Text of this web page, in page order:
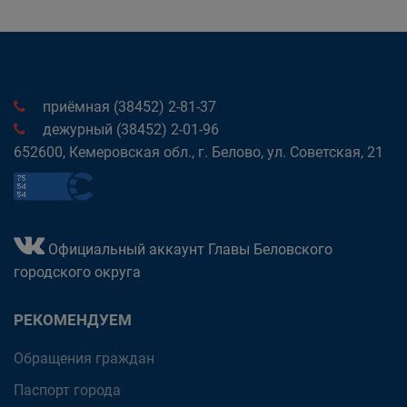
приёмная (38452) 2-81-37
дежурный (38452) 2-01-96
652600, Кемеровская обл., г. Белово, ул. Советская, 21
Официальный аккаунт Главы Беловского
городского округа
РЕКОМЕНДУЕМ
Обращения граждан
Паспорт города